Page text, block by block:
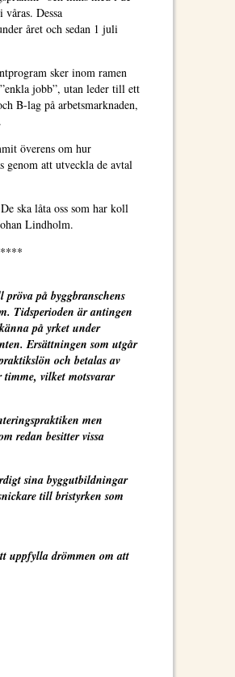
Dessa
året och sedan 1 juli
sker inom ramen
jobb”, utan leder till ett
B-lag på arbetsmarknaden,
överens om hur
genom att utveckla de avtal
ska låta oss som har koll
Lindholm.
på byggbranschens
Tidsperioden är antingen
på yrket under
Ersättningen som utgår
och betalas av
vilket motsvarar
men
redan besitter vissa
sina byggutbildningar
till bristyrken som
uppfylla drömmen om att